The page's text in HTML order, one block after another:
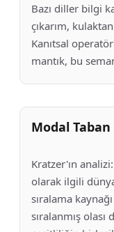
Bazı diller bilgi
çıkarım,
Kanıtsal
mantık, bu
Modal Taban
Kratzer'ın
olarak ilgili
sıralama
sıralanmış